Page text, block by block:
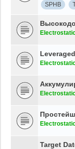
SPHB
Target